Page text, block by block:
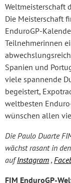
Weltmeisterschaft
Die Meisterschaft
EnduroGP-
Teilnehmerinnen
Spanien und
viele spannende
begeistert,
weltbesten
wünschen allen
Die Paulo Duarte
wächst rasant in
aufInstagram ,
FIM EnduroGP-